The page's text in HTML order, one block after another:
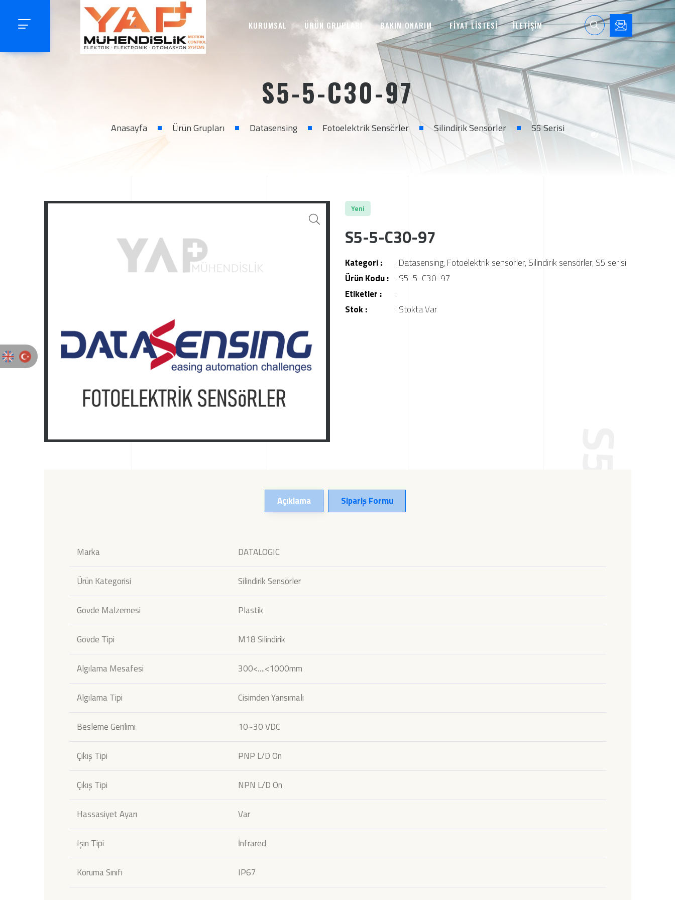
KURUMSAL ÜRÜN GRUPLARI BAKIM ONARIM FİYAT LİSTESİ İLETİŞİM
S5-5-C30-97
Anasayfa Ürün Grupları Datasensing Fotoelektrik Sensörler Silindirik Sensörler S5 Serisi
Yeni
S5-5-C30-97
Kategori : : Datasensing, Fotoelektrik sensörler, Silindirik sensörler, S5 serisi
Ürün Kodu : : S5-5-C30-97
Etiketler :
:
Stok :
: Stokta Var
Açıklama Sipariş Formu
Marka DATALOGIC
Ürün Kategorisi Silindirik Sensörler
Gövde Malzemesi Plastik
Gövde Tipi M18 Silindirik
Algılama Mesafesi 300<….<1000mm
Algılama Tipi Cisimden Yansımalı
Besleme Gerilimi 10~30 VDC
Çıkış Tipi PNP L/D On
Çıkış Tipi NPN L/D On
Hassasiyet Ayarı Var
Işın Tipi İnfrared
Koruma Sınıfı IP67